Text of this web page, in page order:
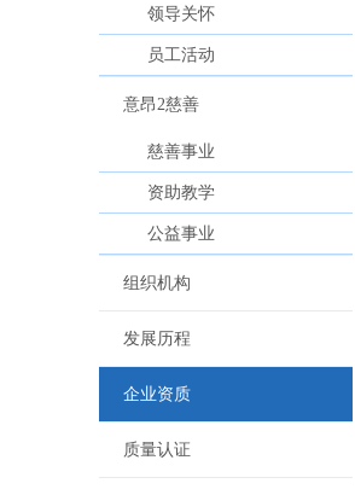
领导关怀
员工活动
意昂2慈善
慈善事业
资助教学
公益事业
组织机构
发展历程
企业资质
质量认证